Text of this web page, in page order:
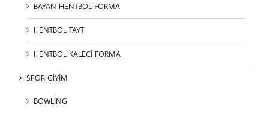
BAYAN HENTBOL FORMA
HENTBOL TAYT
HENTBOL KALECİ FORMA
SPOR GİYİM
BOWLİNG